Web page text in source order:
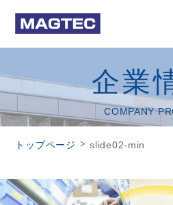
企業
COMPANY
トップページ > slide02-min